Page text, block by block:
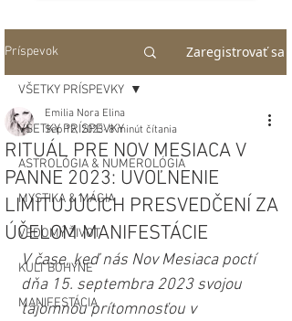
Príspevok Zaregistrovať sa
VŠETKY PRÍSPEVKY
ASTROLÓGIA & NUMEROLÓGIA
MYSTIKA & MÁGIA
VEDOMÝ ŽIVOT
KULT BOHYNE
MANIFESTÁCIA
VŠETKY PRÍSPEVKY
RITUÁL PRE NOV MESIACA V
PANNE 2023: UVOĽNENIE
LIMITUJÚCICH PRESVEDČENÍ ZA
ÚČELOM MANIFESTÁCIE
Emilia Nora Elina
Sep 12, 2023 8 minút čítania
V čase, keď nás Nov Mesiaca poctí
dňa 15. septembra 2023 svojou
tajomnou prítomnosťou v